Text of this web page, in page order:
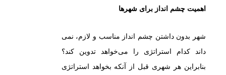
اهمیت چشم انداز برای شهرها
شهر بدون داشتن چشم انداز مناسب و لازم، نمی
داند کدام استراتژی را می‌خواهد تدوین کند؟
بنابراین هر شهری قبل از آنکه بخواهد استراتژی